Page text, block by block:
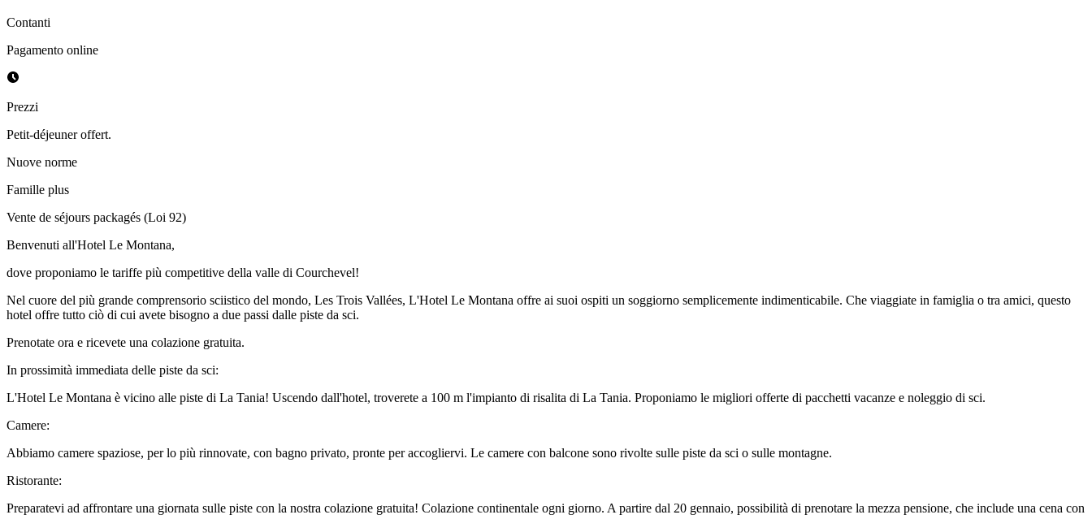
Contanti
Pagamento online
Prezzi
Petit-déjeuner offert.
Nuove norme
Famille plus
Vente de séjours packagés (Loi 92)
Benvenuti all'Hotel Le Montana,
dove proponiamo le tariffe più competitive della valle di Courchevel!
Nel cuore del più grande comprensorio sciistico del mondo, Les Trois Vallées, L'Hotel Le Montana offre ai suoi ospiti un soggiorno semplicemente indimenticabile. Che viaggiate in famiglia o tra amici, questo
hotel offre tutto ciò di cui avete bisogno a due passi dalle piste da sci.
Prenotate ora e ricevete una colazione gratuita.
In prossimità immediata delle piste da sci:
L'Hotel Le Montana è vicino alle piste di La Tania! Uscendo dall'hotel, troverete a 100 m l'impianto di risalita di La Tania. Proponiamo le migliori offerte di pacchetti vacanze e noleggio di sci.
Camere:
Abbiamo camere spaziose, per lo più rinnovate, con bagno privato, pronte per accogliervi. Le camere con balcone sono rivolte sulle piste da sci o sulle montagne.
Ristorante:
Preparatevi ad affrontare una giornata sulle piste con la nostra colazione gratuita! Colazione continentale ogni giorno. A partire dal 20 gennaio, possibilità di prenotare la mezza pensione, che include una cena con